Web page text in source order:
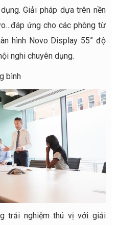
Giải pháp dựa trên nền
ứng cho các phòng từ
hình Novo Display 55” độ
nghi chuyên dụng.
bình
trải nghiệm thú vị với giải